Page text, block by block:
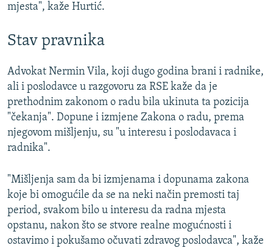
mjesta", kaže Hurtić.
Stav pravnika
Advokat Nermin Vila, koji dugo godina brani i radnike,
ali i poslodavce u razgovoru za RSE kaže da je
prethodnim zakonom o radu bila ukinuta ta pozicija
"čekanja". Dopune i izmjene Zakona o radu, prema
njegovom mišljenju, su "u interesu i poslodavaca i
radnika".
"Mišljenja sam da bi izmjenama i dopunama zakona
koje bi omogućile da se na neki način premosti taj
period, svakom bilo u interesu da radna mjesta
opstanu, nakon što se stvore realne mogućnosti i
ostavimo i pokušamo očuvati zdravog poslodavca", kaže